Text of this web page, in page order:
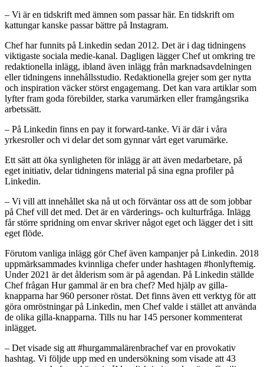
– Vi är en tidskrift med ämnen som passar här. En tidskrift om
kattungar kanske passar bättre på Instagram.
Chef har funnits på Linkedin sedan 2012. Det är i dag tidningens
viktigaste sociala medie-kanal. Dagligen lägger Chef ut omkring tre
redaktionella inlägg, ibland även inlägg från marknadsavdelningen
eller tidningens innehållsstudio. Redaktionella grejer som ger nytta
och inspiration väcker störst engagemang. Det kan vara artiklar som
lyfter fram goda förebilder, starka varumärken eller framgångsrika
arbetssätt.
– På Linkedin finns en pay it forward-tanke. Vi är där i våra
yrkesroller och vi delar det som gynnar vårt eget varumärke.
Ett sätt att öka synligheten för inlägg är att även medarbetare, på
eget initiativ, delar tidningens material på sina egna profiler på
Linkedin.
– Vi vill att innehållet ska nå ut och förväntar oss att de som jobbar
på Chef vill det med. Det är en värderings- och kulturfråga. Inlägg
får större spridning om envar skriver något eget och lägger det i sitt
eget flöde.
Förutom vanliga inlägg gör Chef även kampanjer på Linkedin. 2018
uppmärksammades kvinnliga chefer under hashtagen #honlyftemig.
Under 2021 är det ålderism som är på agendan. På Linkedin ställde
Chef frågan Hur gammal är en bra chef? Med hjälp av gilla-
knapparna har 960 personer röstat. Det finns även ett verktyg för att
göra omröstningar på Linkedin, men Chef valde i stället att använda
de olika gilla-knapparna. Tills nu har 145 personer kommenterat
inlägget.
– Det visade sig att #hurgammalärenbrachef var en provokativ
hashtag. Vi följde upp med en undersökning som visade att 43